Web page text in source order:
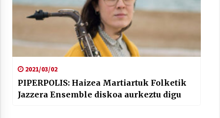
2021/03/02
PIPERPOLIS: Haizea Martiartuk Folketik
Jazzera Ensemble diskoa aurkeztu digu